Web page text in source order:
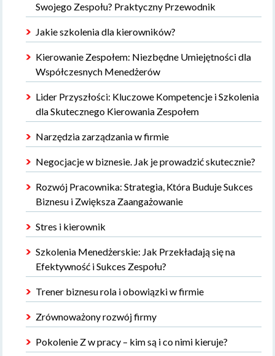
Swojego Zespołu? Praktyczny Przewodnik
Jakie szkolenia dla kierowników?
Kierowanie Zespołem: Niezbędne Umiejętności dla
Współczesnych Menedżerów
Lider Przyszłości: Kluczowe Kompetencje i Szkolenia
dla Skutecznego Kierowania Zespołem
Narzędzia zarządzania w firmie
Negocjacje w biznesie. Jak je prowadzić skutecznie?
Rozwój Pracownika: Strategia, Która Buduje Sukces
Biznesu i Zwiększa Zaangażowanie
Stres i kierownik
Szkolenia Menedżerskie: Jak Przekładają się na
Efektywność i Sukces Zespołu?
Trener biznesu rola i obowiązki w firmie
Zrównoważony rozwój firmy
Pokolenie Z w pracy – kim są i co nimi kieruje?